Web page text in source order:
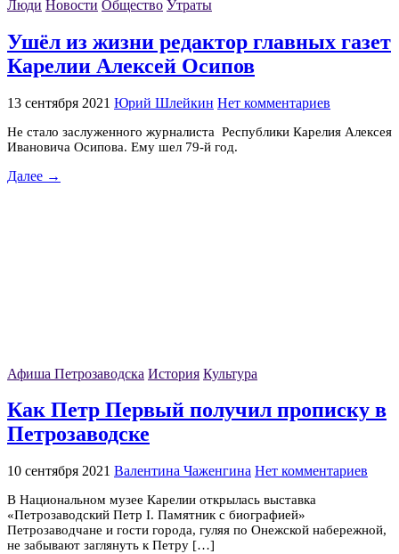
Люди Новости Общество Утраты
Ушёл из жизни редактор главных газет
Карелии Алексей Осипов
13 сентября 2021 Юрий Шлейкин Нет комментариев
Не стало заслуженного журналиста Республики Карелия Алексея
Ивановича Осипова. Ему шел 79-й год.
Далее →
Афиша Петрозаводска История Культура
Как Петр Первый получил прописку в
Петрозаводске
10 сентября 2021 Валентина Чаженгина Нет комментариев
В Национальном музее Карелии открылась выставка
«Петрозаводский Петр I. Памятник с биографией»
Петрозаводчане и гости города, гуляя по Онежской набережной,
не забывают заглянуть к Петру […]